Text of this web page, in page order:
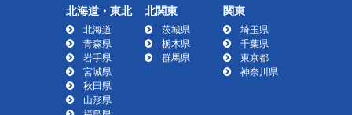
北海道・東北
北海道
青森県
岩手県
宮城県
秋田県
山形県
北関東
茨城県
栃木県
群馬県
関東
埼玉県
千葉県
東京都
神奈川県